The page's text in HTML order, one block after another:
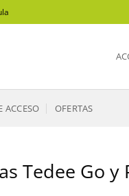
ACCESO OFERTAS
Tedee Go y